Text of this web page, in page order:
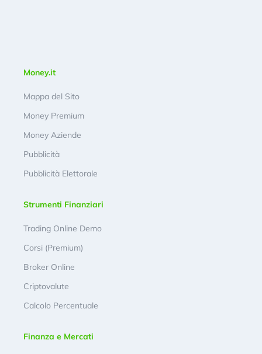
Money.it
Mappa del Sito
Money Premium
Money Aziende
Pubblicità
Pubblicità Elettorale
Strumenti Finanziari
Trading Online Demo
Corsi (Premium)
Broker Online
Criptovalute
Calcolo Percentuale
Finanza e Mercati